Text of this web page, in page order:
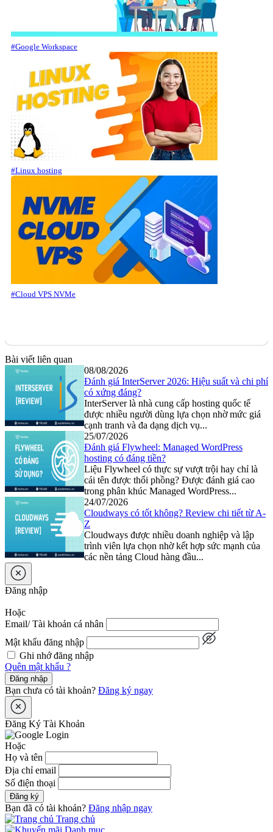
#Google Workspace
#Linux hosting
#Cloud VPS NVMe
Bài viết liên quan
08/08/2026
Đánh giá InterServer 2026: Hiệu suất và chi phí
có xứng đáng?
InterServer là nhà cung cấp hosting quốc tế
được nhiều người dùng lựa chọn nhờ mức giá
cạnh tranh và đa dạng dịch vụ...
25/07/2026
Đánh giá Flywheel: Managed WordPress
hosting có đáng tiền?
Liệu Flywheel có thực sự vượt trội hay chỉ là
cái tên được thổi phồng? Được đánh giá cao
trong phân khúc Managed WordPress...
24/07/2026
Cloudways có tốt không? Review chi tiết từ A-
Z
Cloudways được nhiều doanh nghiệp và lập
trình viên lựa chọn nhờ kết hợp sức mạnh của
các nền tảng Cloud hàng đầu...
Đăng nhập
Hoặc
Email/ Tài khoản cá nhân
Mật khẩu đăng nhập
Ghi nhớ đăng nhập
Quên mật khẩu ?
Đăng nhập
Bạn chưa có tài khoản? Đăng ký ngay
Đăng Ký Tài Khoản
Hoặc
Họ và tên
Địa chỉ email
Số điện thoại
Đăng ký
Bạn đã có tài khoản? Đăng nhập ngay
Trang chủ
Danh mục